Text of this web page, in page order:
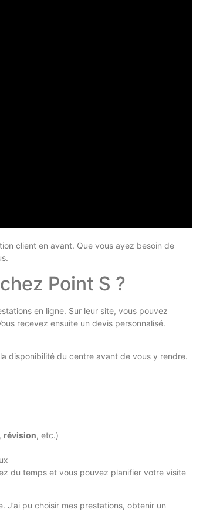
client en avant. Que vous ayez besoin de
Point S ?
en ligne. Sur leur site, vous pouvez
recevez ensuite un devis personnalisé.
disponibilité du centre avant de vous y rendre.
, révision, etc.)
du temps et vous pouvez planifier votre visite
pu choisir mes prestations, obtenir un